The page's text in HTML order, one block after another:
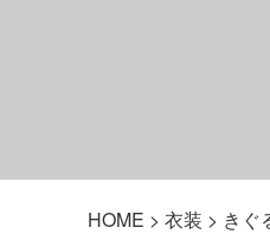
HOME > 衣装 > きぐ